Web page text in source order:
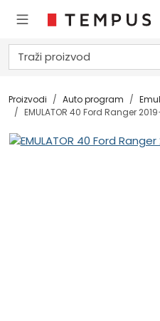
Proizvodi Auto program
EMULATOR 40 Ford Ranger